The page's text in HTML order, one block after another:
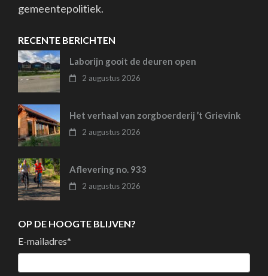
gemeentepolitiek.
RECENTE BERICHTEN
Laborijn gooit de deuren open
2 augustus 2026
Het verhaal van zorgboerderij ’t Grievink
2 augustus 2026
Aflevering no. 933
2 augustus 2026
OP DE HOOGTE BLIJVEN?
E-mailadres*